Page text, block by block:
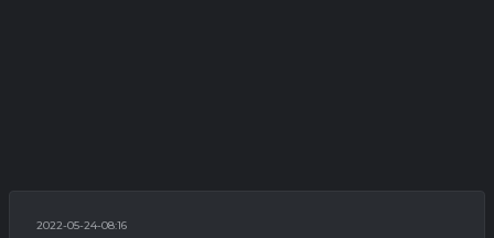
BAJNOKOK LIGÁJA
2022-05-24-08:16